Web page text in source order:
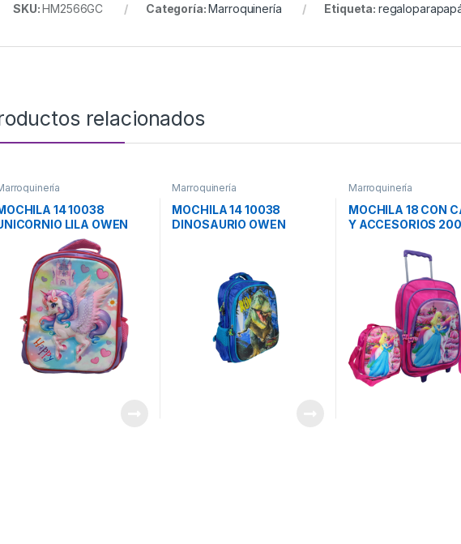
SKU:HM2566GC Categoría:Marroquinería Etiqueta:
relacionados
14 10038
LILA OWEN
Marroquinería
MOCHILA 14 10038
DINOSAURIO OWEN
Marroquinería
MOCHILA 18 CON
Y ACCESORIOS